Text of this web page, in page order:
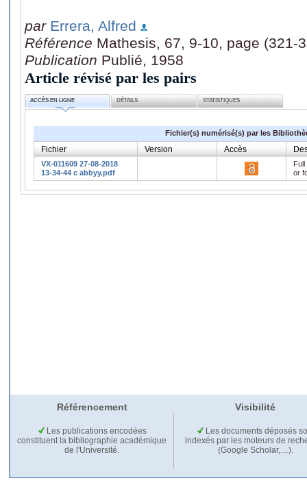
par Errera, Alfred
Référence Mathesis, 67, 9-10, page (321-
Publication Publié, 1958
Article révisé par les pairs
ACCÈS EN LIGNE DÉTAILS STATISTIQUES
Fichier(s) numérisé(s) par les
Fichier Version Accès
VX-011609 27-08-2018
13-34-44 c abbyy.pdf
or
Référencement Visibilité
Les publications encodées
constituent la bibliographie académique
de l'Université.
Les documents déposés
indexés par les moteurs de
(Google Scholar,…).